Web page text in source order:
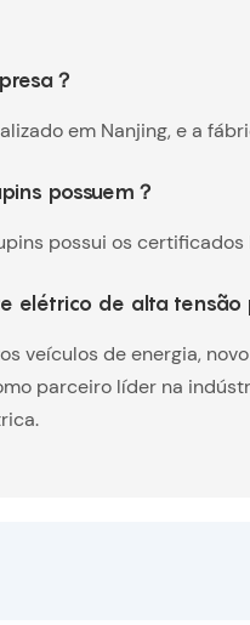
？
em Nanjing, e a
possuem？
possui os
elétrico de alta tensão
veículos de energia,
parceiro líder na